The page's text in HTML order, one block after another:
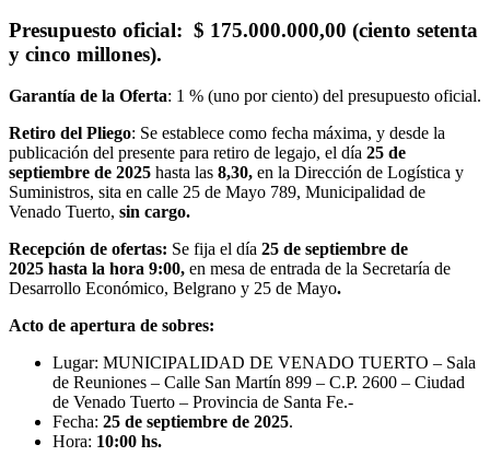
Presupuesto oficial: $ 175.000.000,00 (ciento setenta
y cinco millones).
Garantía de la Oferta: 1 % (uno por ciento) del presupuesto oficial.
Retiro del Pliego: Se establece como fecha máxima, y desde la
publicación del presente para retiro de legajo, el día 25 de
septiembre de 2025 hasta las 8,30, en la Dirección de Logística y
Suministros, sita en calle 25 de Mayo 789, Municipalidad de
Venado Tuerto, sin cargo.
Recepción de ofertas: Se fija el día 25 de septiembre de
2025 hasta la hora 9:00, en mesa de entrada de la Secretaría de
Desarrollo Económico, Belgrano y 25 de Mayo.
Acto de apertura de sobres:
Lugar: MUNICIPALIDAD DE VENADO TUERTO – Sala
de Reuniones – Calle San Martín 899 – C.P. 2600 – Ciudad
de Venado Tuerto – Provincia de Santa Fe.-
Fecha: 25 de septiembre de 2025.
Hora: 10:00 hs.